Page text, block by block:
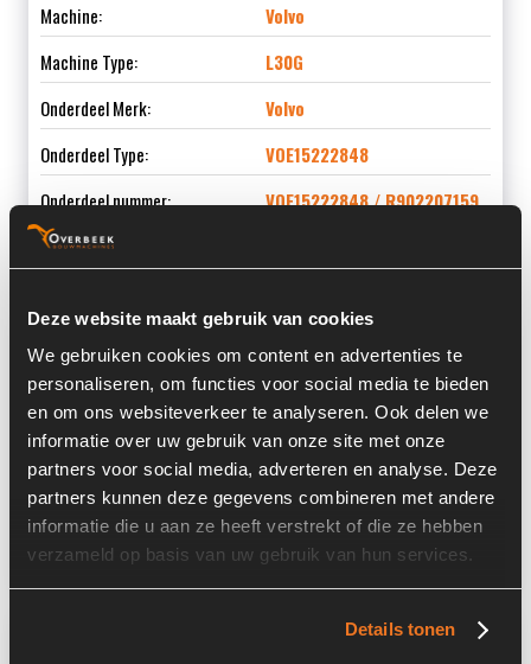
Deze website maakt gebruik van cookies
We gebruiken cookies om content en advertenties te
personaliseren, om functies voor social media te bieden
en om ons websiteverkeer te analyseren. Ook delen we
informatie over uw gebruik van onze site met onze
partners voor social media, adverteren en analyse. Deze
partners kunnen deze gegevens combineren met andere
informatie die u aan ze heeft verstrekt of die ze hebben
verzameld op basis van uw gebruik van hun services.
Details tonen
Machine:
Volvo
Machine Type:
L30G
Onderdeel Merk:
Volvo
Onderdeel Type:
VOE15222848
Onderdeel nummer:
VOE15222848 / R902207159
Informatie
Locatie:
4B5I
Serienummer:
13503054
Past op de volgende machines:
Volvo L 30 G
Land:
Nederland